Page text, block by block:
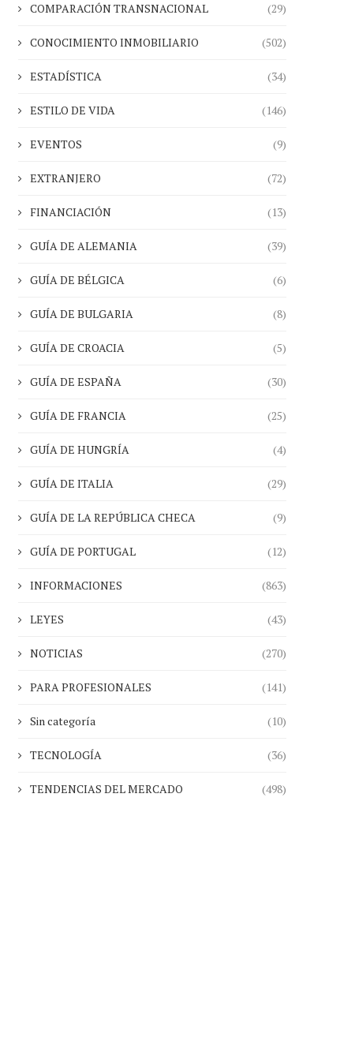
COMPARACIÓN TRANSNACIONAL (29)
CONOCIMIENTO INMOBILIARIO (502)
ESTADÍSTICA (34)
ESTILO DE VIDA (146)
EVENTOS (9)
EXTRANJERO (72)
FINANCIACIÓN (13)
GUÍA DE ALEMANIA (39)
GUÍA DE BÉLGICA (6)
GUÍA DE BULGARIA (8)
GUÍA DE CROACIA (5)
GUÍA DE ESPAÑA (30)
GUÍA DE FRANCIA (25)
GUÍA DE HUNGRÍA (4)
GUÍA DE ITALIA (29)
GUÍA DE LA REPÚBLICA CHECA (9)
GUÍA DE PORTUGAL (12)
INFORMACIONES (863)
LEYES (43)
NOTICIAS (270)
PARA PROFESIONALES (141)
Sin categoría (10)
TECNOLOGÍA (36)
TENDENCIAS DEL MERCADO (498)